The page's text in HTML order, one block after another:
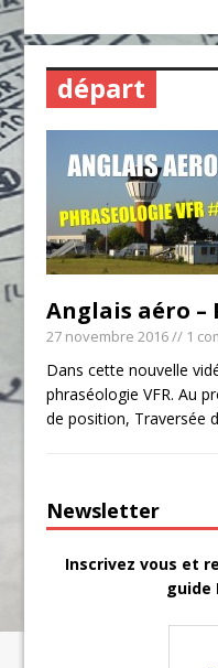
départ
Anglais aéro –
27 novembre 2016// 1
Dans cette nouvelle
phraséologie VFR. Au
de position, Traversée
Newsletter
Inscrivez vous et
guide